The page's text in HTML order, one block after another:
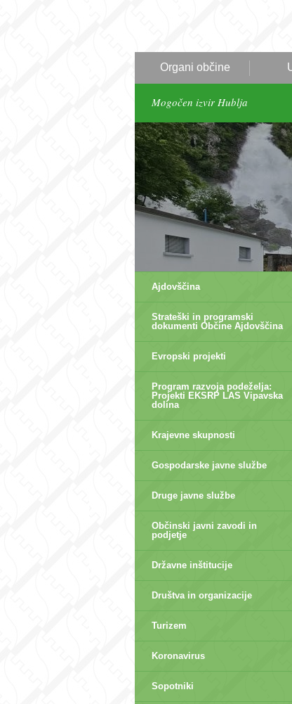
Organi občine
Mogočen izvir Hublja
Ajdovščina
Strateški in programski
dokumenti Občine Ajdovščina
Evropski projekti
Program razvoja podeželja:
Projekti EKSRP LAS Vipavska
dolina
Krajevne skupnosti
Gospodarske javne službe
Druge javne službe
Občinski javni zavodi in
podjetje
Državne inštitucije
Društva in organizacije
Turizem
Koronavirus
Sopotniki